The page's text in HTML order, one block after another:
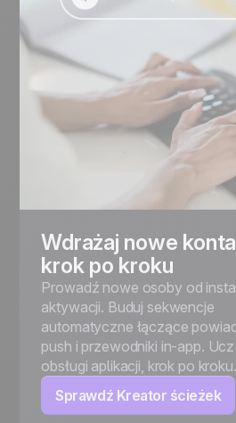
Wdrażaj nowe
krok po kroku
Prowadź nowe osoby od
aktywacji. Buduj sekwencje
automatyczne łączące
push i przewodniki in-app.
obsługi aplikacji, krok po kroku.
Sprawdź Kreator ścieżek